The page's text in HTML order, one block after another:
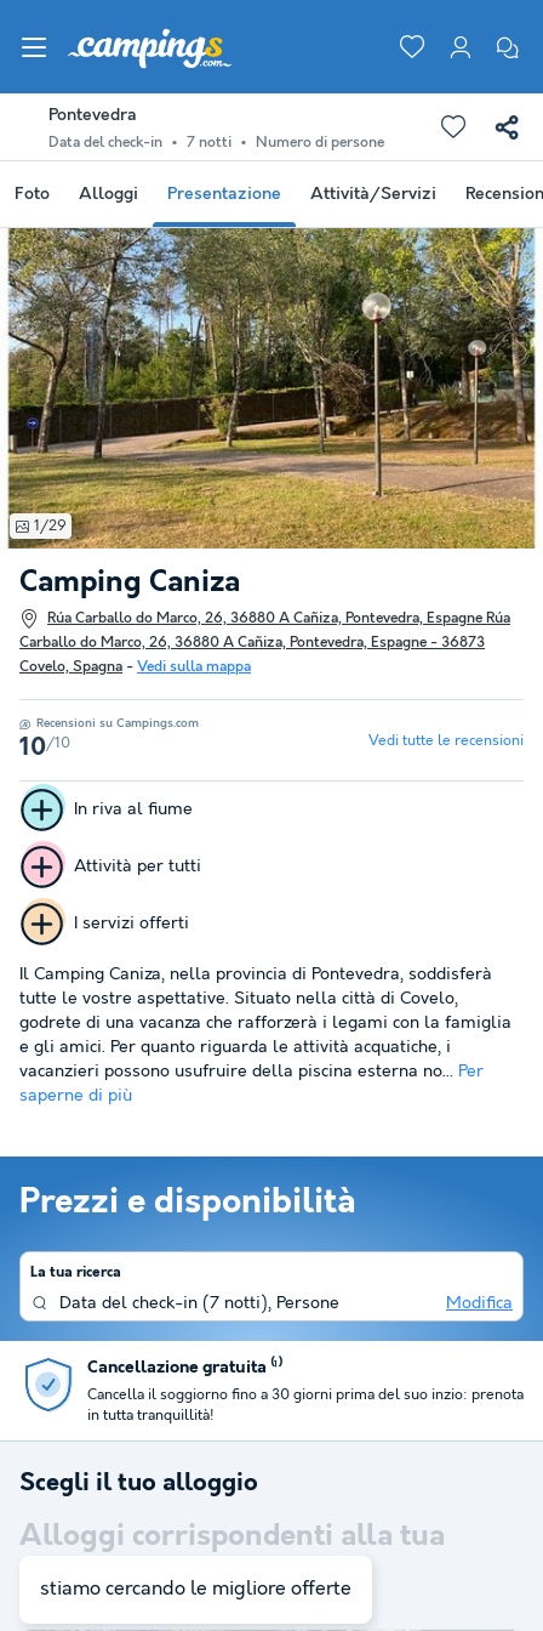
Pontevedra
Data del check-in 7 notti Numero di persone
Foto Alloggi Presentazione Attività/Servizi
Camping Caniza
Rúa Carballo do Marco, 26, 36880 A Cañiza, Pontevedra, Espagne Rúa
Carballo do Marco, 26, 36880 A Cañiza, Pontevedra, Espagne - 36873
Covelo, Spagna - Vedi sulla mappa
1/29
Recensioni su Campings.com
10/10 Vedi tutte le recensioni
In riva al fiume
Attività per tutti
I servizi offerti
Il Camping Caniza, nella provincia di Pontevedra, soddisferà
tutte le vostre aspettative. Situato nella città di Covelo,
godrete di una vacanza che rafforzerà i legami con la famiglia
e gli amici. Per quanto riguarda le attività acquatiche, i
vacanzieri possono usufruire della piscina esterna no... Per
saperne di più
Prezzi e disponibilità
La tua ricerca
Data del check-in (7 notti), Persone Modifica
⁽¹⁾
a 30 giorni prima del suo inzio: prenota
Migliaia di viaggiatori
Scegli il tuo alloggio
Alloggi corrispondenti alla tua
ricerca:3
stiamo cercando le migliore offerte